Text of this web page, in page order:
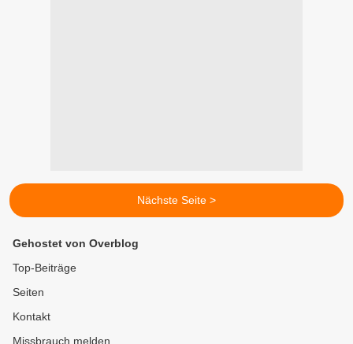
Nächste Seite >
Gehostet von Overblog
Top-Beiträge
Seiten
Kontakt
Missbrauch melden